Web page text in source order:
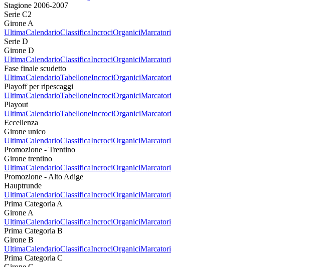
Stagione 2006-2007
Serie C2
Girone A
UltimaCalendarioClassificaIncrociOrganiciMarcatori
Serie D
Girone D
UltimaCalendarioClassificaIncrociOrganiciMarcatori
Fase finale scudetto
UltimaCalendarioTabelloneIncrociOrganiciMarcatori
Playoff per ripescaggi
UltimaCalendarioTabelloneIncrociOrganiciMarcatori
Playout
UltimaCalendarioTabelloneIncrociOrganiciMarcatori
Eccellenza
Girone unico
UltimaCalendarioClassificaIncrociOrganiciMarcatori
Promozione - Trentino
Girone trentino
UltimaCalendarioClassificaIncrociOrganiciMarcatori
Promozione - Alto Adige
Hauptrunde
UltimaCalendarioClassificaIncrociOrganiciMarcatori
Prima Categoria A
Girone A
UltimaCalendarioClassificaIncrociOrganiciMarcatori
Prima Categoria B
Girone B
UltimaCalendarioClassificaIncrociOrganiciMarcatori
Prima Categoria C